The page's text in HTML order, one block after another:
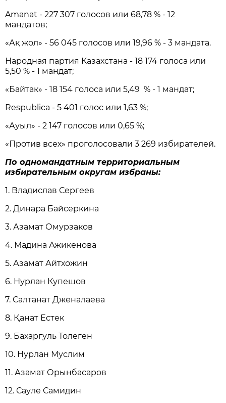
Amanat - 227 307 голосов или 68,78 % - 12
мандатов;
«Ақ жол» - 56 045 голосов или 19,96 % - 3 мандата.
Народная партия Казахстана - 18 174 голоса или
5,50 % - 1 мандат;
«Байтак» - 18 154 голоса или 5,49 % - 1 мандат;
Respublica - 5 401 голос или 1,63 %;
«Ауыл» - 2 147 голосов или 0,65 %;
«Против всех» проголосовали 3 269 избирателей.
По одномандатным территориальным
избирательным округам избраны:
1. Владислав Сергеев
2. Динара Байсеркина
3. Азамат Омурзаков
4. Мадина Ажикенова
5. Азамат Айтхожин
6. Нурлан Купешов
7. Салтанат Дженалаева
8. Қанат Естек
9. Бахаргуль Толеген
10. Нурлан Муслим
11. Азамат Орынбасаров
12. Сауле Самидин